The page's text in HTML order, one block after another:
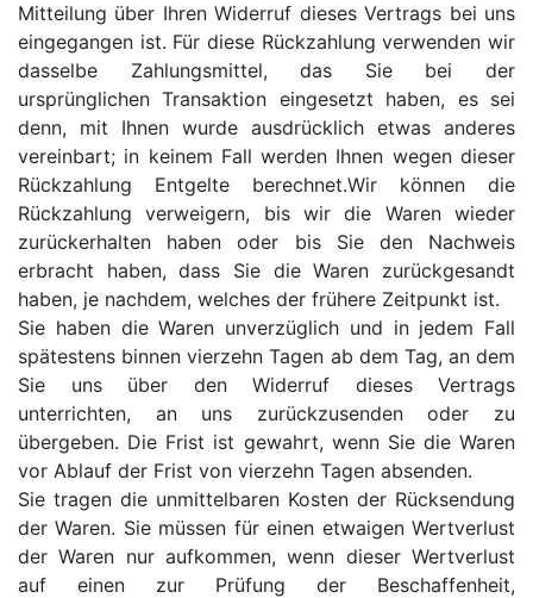
Mitteilung über Ihren Widerruf dieses Vertrags bei uns
eingegangen ist. Für diese Rückzahlung verwenden wir
dasselbe Zahlungsmittel, das Sie bei der
ursprünglichen Transaktion eingesetzt haben, es sei
denn, mit Ihnen wurde ausdrücklich etwas anderes
vereinbart; in keinem Fall werden Ihnen wegen dieser
Rückzahlung Entgelte berechnet.Wir können die
Rückzahlung verweigern, bis wir die Waren wieder
zurückerhalten haben oder bis Sie den Nachweis
erbracht haben, dass Sie die Waren zurückgesandt
haben, je nachdem, welches der frühere Zeitpunkt ist.
Sie haben die Waren unverzüglich und in jedem Fall
spätestens binnen vierzehn Tagen ab dem Tag, an dem
Sie uns über den Widerruf dieses Vertrags
unterrichten, an uns zurückzusenden oder zu
übergeben. Die Frist ist gewahrt, wenn Sie die Waren
vor Ablauf der Frist von vierzehn Tagen absenden.
Sie tragen die unmittelbaren Kosten der Rücksendung
der Waren. Sie müssen für einen etwaigen Wertverlust
der Waren nur aufkommen, wenn dieser Wertverlust
auf einen zur Prüfung der Beschaffenheit,